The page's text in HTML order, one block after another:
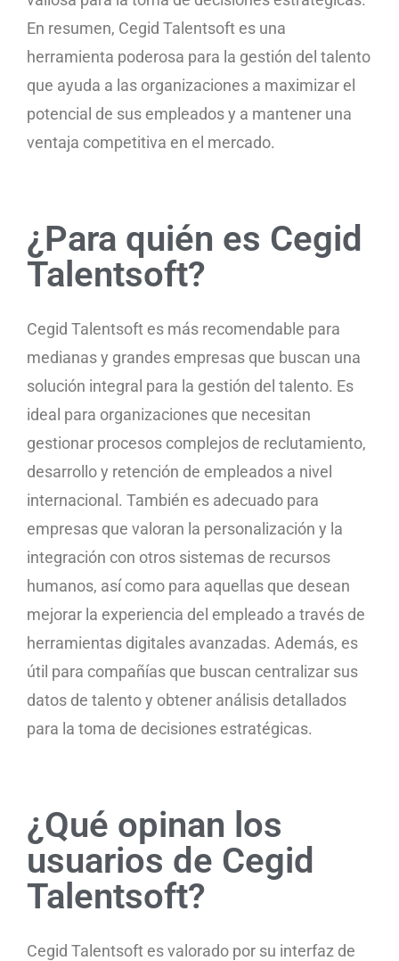
En resumen, Cegid Talentsoft es una
herramienta poderosa para la gestión del talento
que ayuda a las organizaciones a maximizar el
potencial de sus empleados y a mantener una
ventaja competitiva en el mercado.
¿Para quién es Cegid
Talentsoft?
Cegid Talentsoft es más recomendable para
medianas y grandes empresas que buscan una
solución integral para la gestión del talento. Es
ideal para organizaciones que necesitan
gestionar procesos complejos de reclutamiento,
desarrollo y retención de empleados a nivel
internacional. También es adecuado para
empresas que valoran la personalización y la
integración con otros sistemas de recursos
humanos, así como para aquellas que desean
mejorar la experiencia del empleado a través de
herramientas digitales avanzadas. Además, es
útil para compañías que buscan centralizar sus
datos de talento y obtener análisis detallados
para la toma de decisiones estratégicas.
¿Qué opinan los
usuarios de Cegid
Talentsoft?
Cegid Talentsoft es valorado por su interfaz de